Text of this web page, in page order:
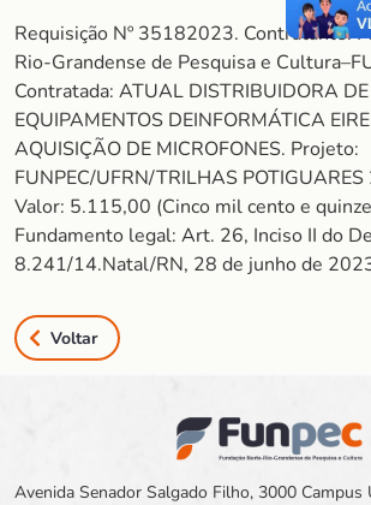
Requisição Nº 35182023. Contratante:
Rio-Grandense de Pesquisa e
Contratada: ATUAL DISTRIBUIDORA
EQUIPAMENTOS DEINFORMÁTICA
AQUISIÇÃO DE MICROFONES. Projeto:
FUNPEC/UFRN/TRILHAS
Valor: 5.115,00 (Cinco mil cento e
Fundamento legal: Art. 26, Inciso II do
8.241/14.Natal/RN, 28 de junho de
Voltar
Avenida Senador Salgado Filho, 3000